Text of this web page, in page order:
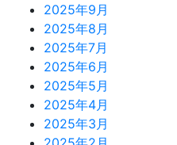
2025年9月
2025年8月
2025年7月
2025年6月
2025年5月
2025年4月
2025年3月